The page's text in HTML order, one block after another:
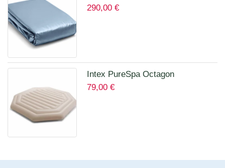
457 x 122 cm Art.12457A
290,00 €
Intex PureSpa Octagon
Isolierende Abdeckung für 28456
79,00 €